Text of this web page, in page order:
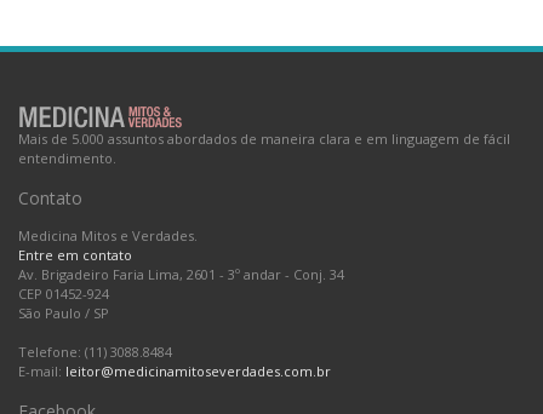
Mais de 5.000 assuntos abordados de maneira clara e em linguagem de fácil
entendimento.
Contato
Medicina Mitos e Verdades.
Entre em contato
Av. Brigadeiro Faria Lima, 2601 - 3º andar - Conj. 34
CEP 01452-924
São Paulo / SP
Telefone: (11) 3088.8484
E-mail: leitor@medicinamitoseverdades.com.br